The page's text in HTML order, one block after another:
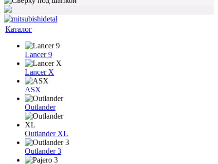
Каталог
Lancer 9
Lancer X
ASX
Outlander
Outlander XL
Outlander 3